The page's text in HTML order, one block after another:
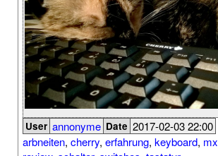
User annonyme Date 2017-02-03 22:00
arbneiten, cherry, erfahrung, keyboard, mx